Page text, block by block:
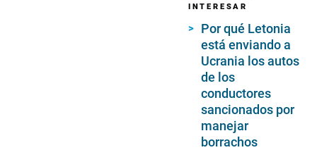
INTERESAR
Por qué Letonia
está enviando a
Ucrania los autos
de los
conductores
sancionados por
manejar
borrachos